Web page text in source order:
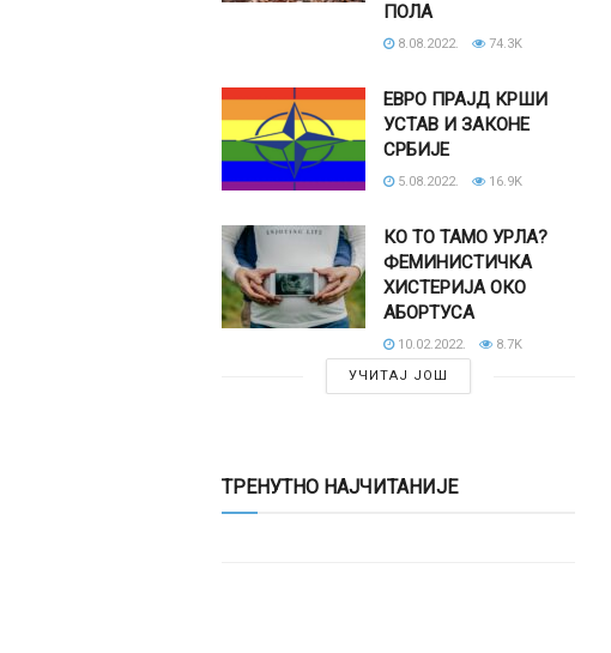
ПОЛА
8.08.2022. 74.3K
ЕВРО ПРАЈД КРШИ
УСТАВ И ЗАКОНЕ
СРБИЈЕ
5.08.2022. 16.9K
КО ТО ТАМО УРЛА?
ФЕМИНИСТИЧКА
ХИСТЕРИЈА ОКО
АБОРТУСА
10.02.2022.
8.7K
УЧИТАЈ ЈОШ
ТРЕНУТНО НАЈЧИТАНИЈЕ